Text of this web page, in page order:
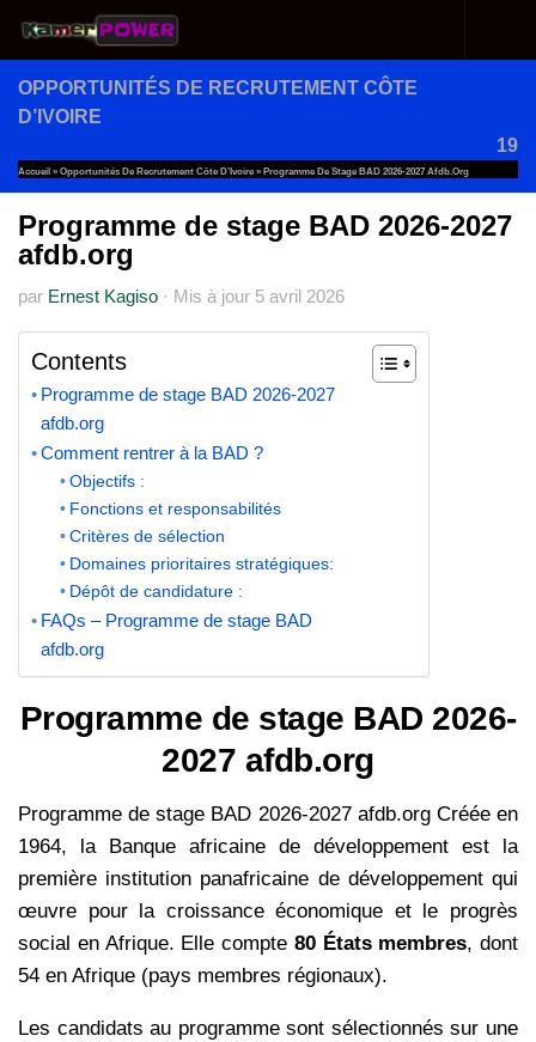
Au dessous du contenu
OPPORTUNITÉS DE RECRUTEMENT CÔTE
D’IVOIRE
19
Accueil » Opportunités De Recrutement Côte D’Ivoire » Programme De Stage BAD 2026-2027 Afdb.org
Programme de stage BAD 2026-2027
afdb.org
par Ernest Kagiso · Mis à jour 5 avril 2026
Contents
Programme de stage BAD 2026-2027
afdb.org
Comment rentrer à la BAD ?
Objectifs :
Fonctions et responsabilités
Critères de sélection
Domaines prioritaires stratégiques:
Dépôt de candidature :
FAQs – Programme de stage BAD
afdb.org
Programme de stage BAD 2026-
2027 afdb.org
Programme de stage BAD 2026-2027 afdb.org Créée en
1964, la Banque africaine de développement est la
première institution panafricaine de développement qui
œuvre pour la croissance économique et le progrès
social en Afrique. Elle compte 80 États membres, dont
54 en Afrique (pays membres régionaux).
Les candidats au programme sont sélectionnés sur une